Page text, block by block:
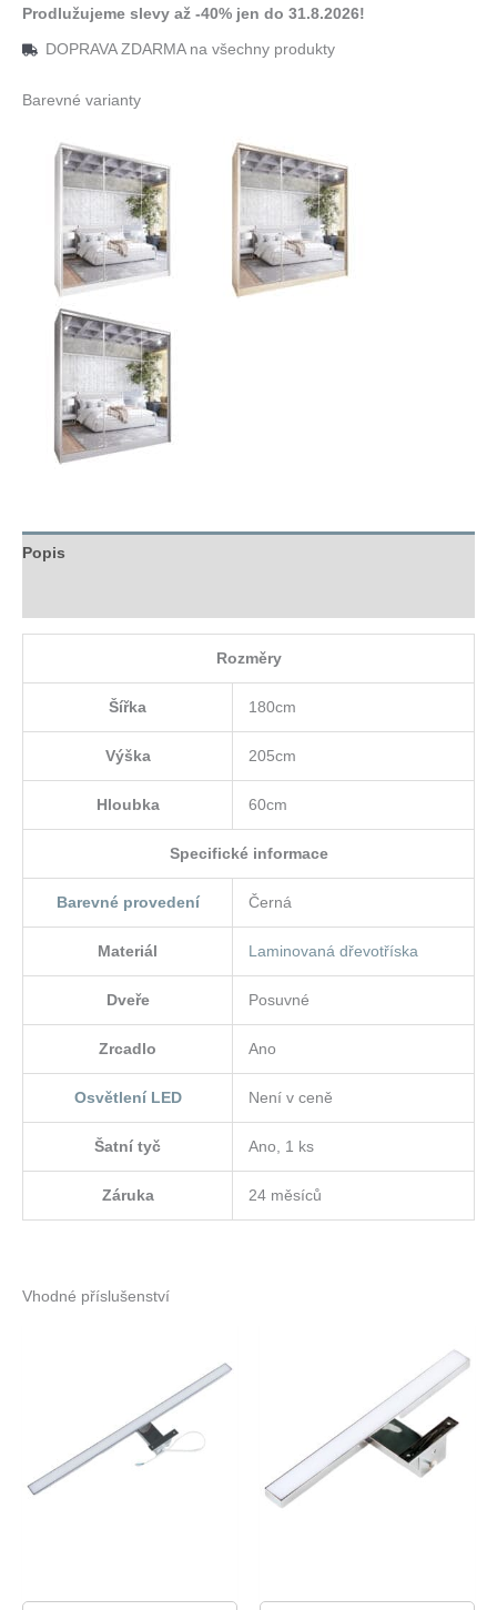
Prodlužujeme slevy až -40% jen do 31.8.2026!
DOPRAVA ZDARMA na všechny produkty
Barevné varianty
Popis
Rozměry
Šířka 180cm
Výška 205cm
Hloubka 60cm
Specifické informace
Barevné provedení Černá
Materiál Laminovaná dřevotříska
Dveře Posuvné
Zrcadlo Ano
Osvětlení LED Není v ceně
Šatní tyč Ano, 1 ks
Záruka 24 měsíců
Vhodné příslušenství